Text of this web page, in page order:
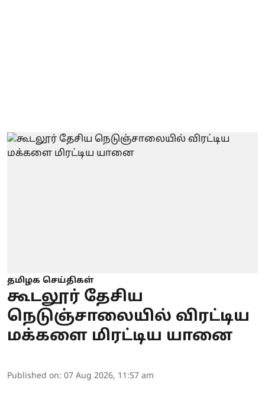
தமிழக செய்திகள்
கூடலூர் தேசிய
நெடுஞ்சாலையில் விரட்டிய
மக்களை மிரட்டிய யானை
Published on: 07 Aug 2026, 11:57 am